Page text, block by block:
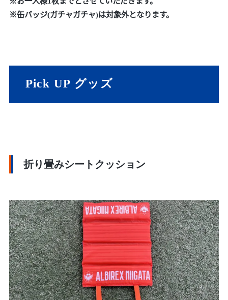
※お一人様1枚までとさせていただきます。
※缶バッジ(ガチャガチャ)は対象外となります。
Pick UP グッズ
折り畳みシートクッション